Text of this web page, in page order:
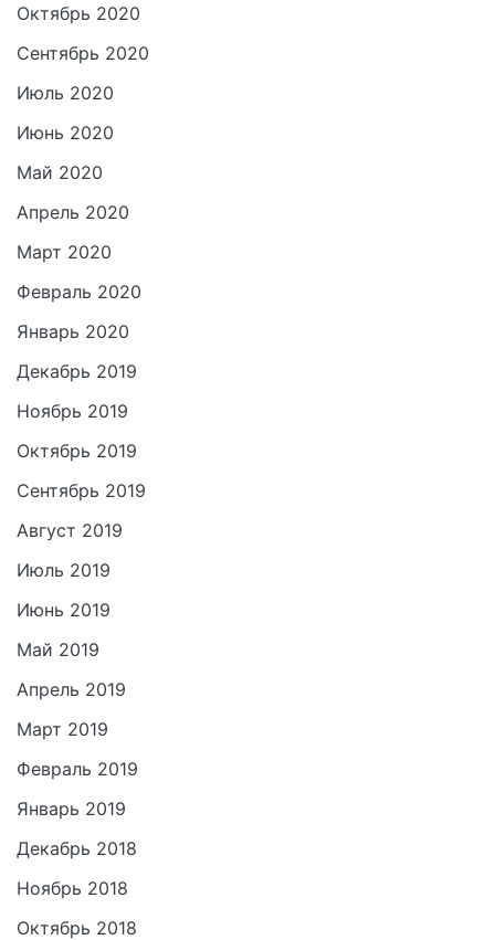
Октябрь 2020
Сентябрь 2020
Июль 2020
Июнь 2020
Май 2020
Апрель 2020
Март 2020
Февраль 2020
Январь 2020
Декабрь 2019
Ноябрь 2019
Октябрь 2019
Сентябрь 2019
Август 2019
Июль 2019
Июнь 2019
Май 2019
Апрель 2019
Март 2019
Февраль 2019
Январь 2019
Декабрь 2018
Ноябрь 2018
Октябрь 2018